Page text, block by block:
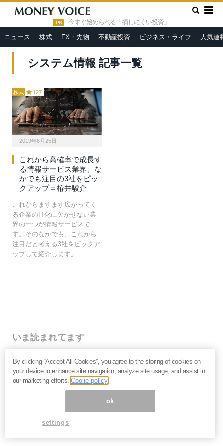
PR 今すぐ始められる「損しにくい投資」
ニュース 株式 FX・先物 不動産投資 ビジネス・ライフ 人気連
HOME » システム情報
システム情報 記事一覧
株式 127
2019年6月25日
これから高確率で成長す
る情報サービス業界、な
かでも注目の3社をピッ
クアップ＝栫井駿介
これからますます広がってく
る企業のIT化に欠かせない業
界の一つが情報サービスで
す。そのなかでも、これから
注目だと考える3社をピックア
ップして紹介します。
いま読まれてます
なぜ個人投資家は「みんなが買っているから」と手を出
して大損するのか？
キオクシア・イオン・NTT…なぜ人気銘柄は思うように
上がらないのか。投資家が見落とす企業の「性質」＝栫
で起きている「負債の危機」を吉田繁治が解説
By clicking “Accept All Cookies”, you agree to the storing of cookies on
your device to enhance site navigation, analyze site usage, and assist in
our marketing efforts.Coolie policy
ok
settings